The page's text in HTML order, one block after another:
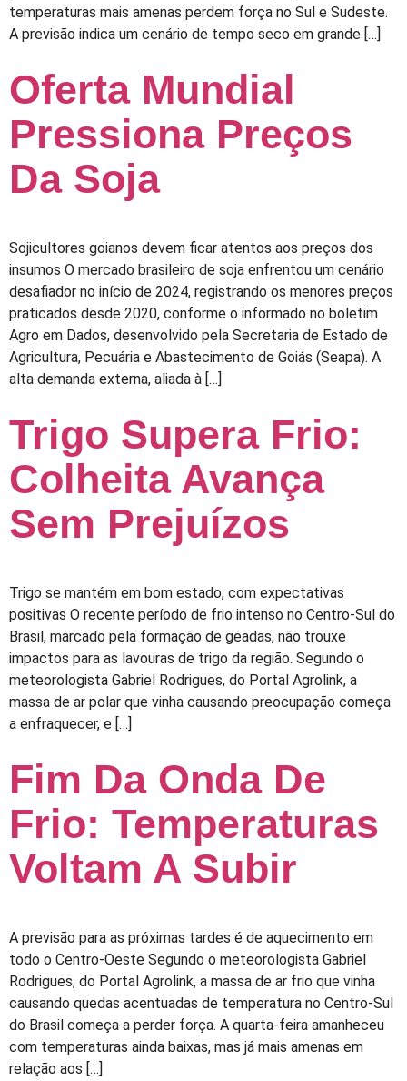
temperaturas mais amenas perdem força no Sul e Sudeste.
A previsão indica um cenário de tempo seco em grande […]
Oferta Mundial
Pressiona Preços
Da Soja
Sojicultores goianos devem ficar atentos aos preços dos
insumos O mercado brasileiro de soja enfrentou um cenário
desafiador no início de 2024, registrando os menores preços
praticados desde 2020, conforme o informado no boletim
Agro em Dados, desenvolvido pela Secretaria de Estado de
Agricultura, Pecuária e Abastecimento de Goiás (Seapa). A
alta demanda externa, aliada à […]
Trigo Supera Frio:
Colheita Avança
Sem Prejuízos
Trigo se mantém em bom estado, com expectativas
positivas O recente período de frio intenso no Centro-Sul do
Brasil, marcado pela formação de geadas, não trouxe
impactos para as lavouras de trigo da região. Segundo o
meteorologista Gabriel Rodrigues, do Portal Agrolink, a
massa de ar polar que vinha causando preocupação começa
a enfraquecer, e […]
Fim Da Onda De
Frio: Temperaturas
Voltam A Subir
A previsão para as próximas tardes é de aquecimento em
todo o Centro-Oeste Segundo o meteorologista Gabriel
Rodrigues, do Portal Agrolink, a massa de ar frio que vinha
causando quedas acentuadas de temperatura no Centro-Sul
do Brasil começa a perder força. A quarta-feira amanheceu
com temperaturas ainda baixas, mas já mais amenas em
relação aos […]